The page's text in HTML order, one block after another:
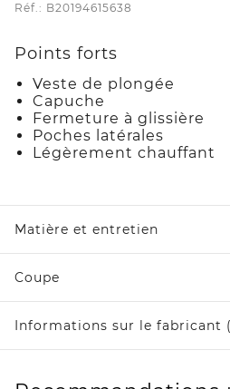
Réf.: B20194615638
Points forts
Veste de plongée
Capuche
Fermeture à glissière
Poches latérales
Légèrement chauffant
Matière et entretien
Coupe
Informations sur le fabricant